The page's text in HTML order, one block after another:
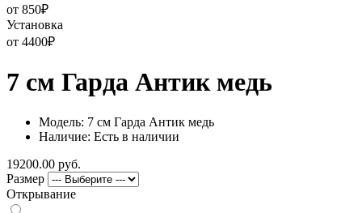
от 850₽
Установка
от 4400₽
7 см Гарда Антик медь
Модель: 7 см Гарда Антик медь
Наличие: Есть в наличии
19200.00 руб.
Размер
Открывание